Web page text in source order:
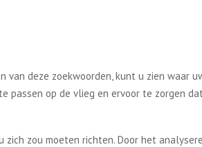
van deze zoekwoorden, kunt u zien waar
passen op de vlieg en ervoor te zorgen
zou moeten richten. Door het